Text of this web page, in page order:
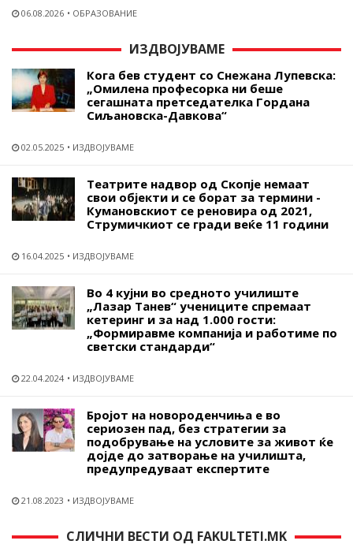
06.08.2026 ОБРАЗОВАНИЕ
ИЗДВОЈУВАМЕ
Кога бев студент со Снежана Лупевска:
„Омилена професорка ни беше
сегашната претседателка Гордана
Сиљановска-Давкова“
02.05.2025 ИЗДВОЈУВАМЕ
Театрите надвор од Скопје немаат
свои објекти и се борат за термини -
Кумановскиот се реновира од 2021,
Струмичкиот се гради веќе 11 години
16.04.2025 ИЗДВОЈУВАМЕ
Во 4 кујни во средното училиште
„Лазар Танев“ учениците спремаат
кетеринг и за над 1.000 гости:
„Формиравме компанија и работиме по
светски стандарди“
22.04.2024 ИЗДВОЈУВАМЕ
Бројот на новороденчиња е во
сериозен пад, без стратегии за
подобрување на условите за живот ќе
дојде до затворање на училишта,
предупредуваат експертите
21.08.2023 ИЗДВОЈУВАМЕ
СЛИЧНИ ВЕСТИ ОД FAKULTETI.MK